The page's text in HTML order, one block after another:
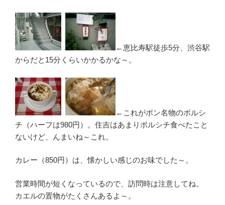
←恵比寿駅徒歩5分、渋谷駅
からだと15分くらいかかるかな～。
←これがボン名物のボルシ
チ（ハーフは980円）。住吉はあまりボルシチ食べたこと
ないけど、んまいね～これ。
カレー（850円）は、懐かしい感じのお味でした～。
営業時間が短くなっているので、訪問時は注意してね。
カエルの置物がたくさんあるよ～。